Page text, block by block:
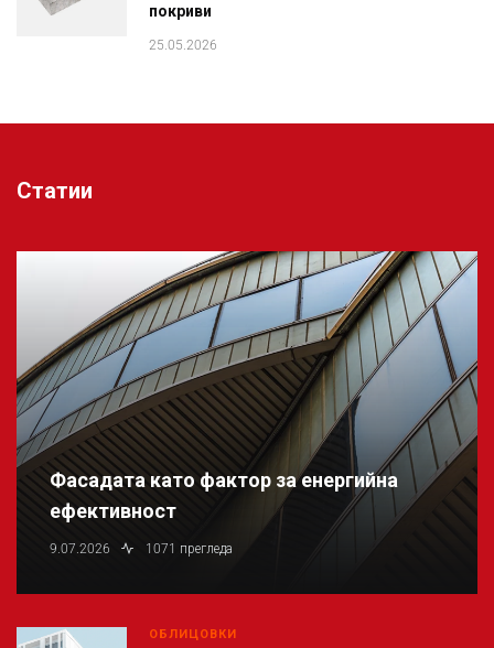
покриви
25.05.2026
Статии
Фасадата като фактор за енергийна
ефективност
9.07.2026 1071 прегледа
ОБЛИЦОВКИ